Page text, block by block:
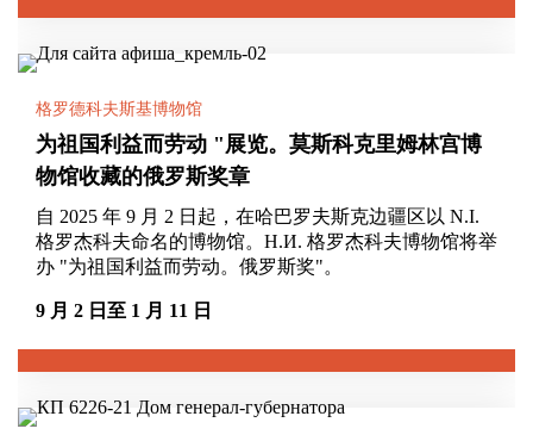
格罗德科夫斯基博物馆
为祖国利益而劳动 "展览。莫斯科克里姆林宫博
物馆收藏的俄罗斯奖章
自 2025 年 9 月 2 日起，在哈巴罗夫斯克边疆区以 N.I.
格罗杰科夫命名的博物馆。Н.И. 格罗杰科夫博物馆将举
办 "为祖国利益而劳动。俄罗斯奖"。
9 月 2 日至 1 月 11 日